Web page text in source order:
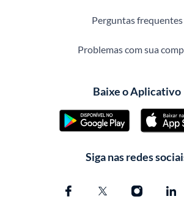
Perguntas frequentes
Problemas com sua
Baixe o Aplicativo
Siga nas redes